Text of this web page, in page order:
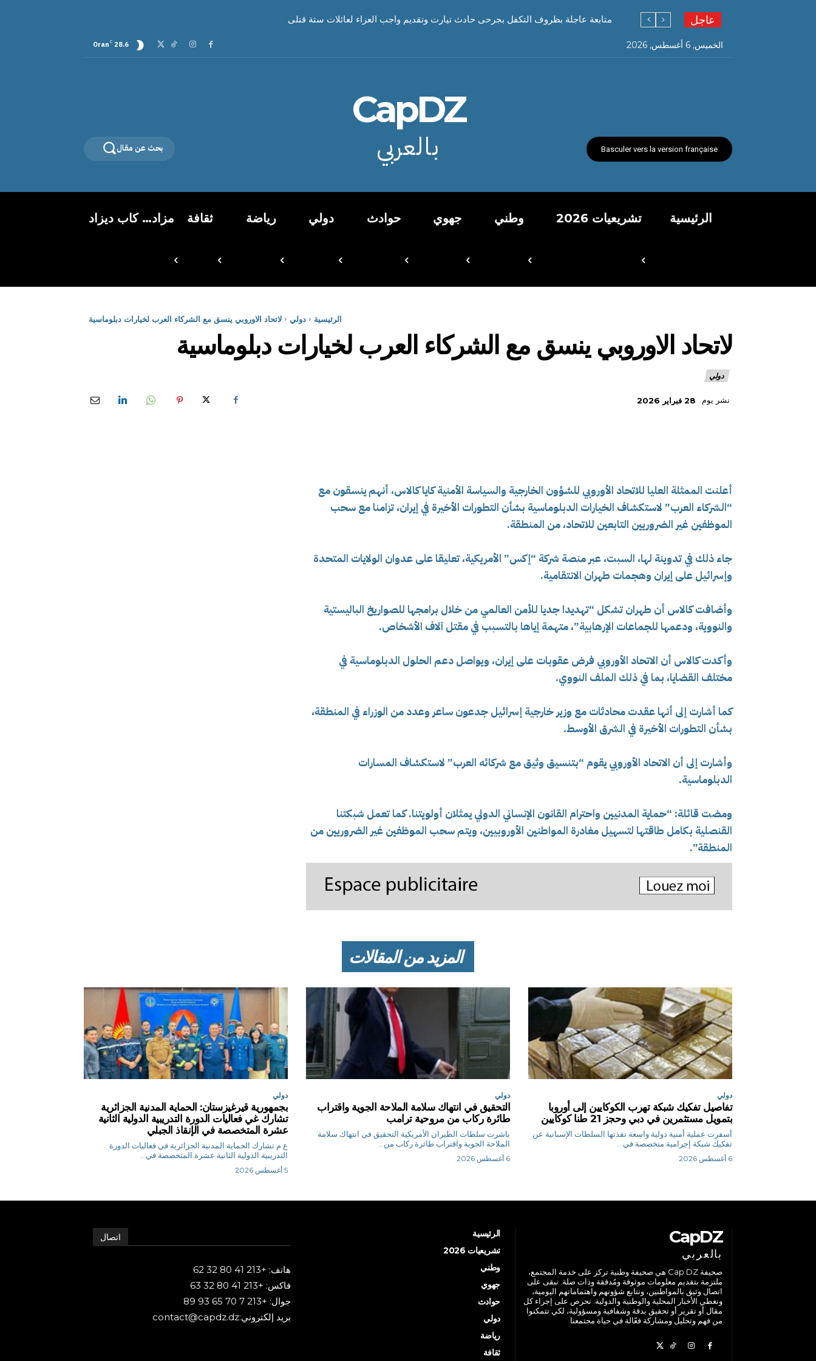
عاجل متابعة عاجلة بظروف التكفل بجرحى حادث تيارت وتقديم واجب العزاء لعائلات ستة قتلى
الخميس, 6 أغسطس, 2026 28.6
C
Oran
Basculer vers la version française
CapDZ
بالعربي بحث عن مقال
الرئيسية تشريعيات 2026 وطني جهوي حوادث دولي رياضة ثقافة مزاد… كاب ديزاد
الرئيسية دولي لاتحاد الاوروبي ينسق مع الشركاء العرب لخيارات دبلوماسية
لاتحاد الاوروبي ينسق مع الشركاء العرب لخيارات دبلوماسية
دولي
نشر يوم 28 فبراير 2026
أعلنت الممثلة العليا للاتحاد الأوروبي للشؤون الخارجية والسياسة الأمنية كايا كالاس، أنهم ينسقون مع
“الشركاء العرب” لاستكشاف الخيارات الدبلوماسية بشأن التطورات الأخيرة في إيران، تزامنا مع سحب
الموظفين غير الضروريين التابعين للاتحاد، من المنطقة.
جاء ذلك في تدوينة لها، السبت، عبر منصة شركة “إكس” الأمريكية، تعليقا على عدوان الولايات المتحدة
وإسرائيل على إيران وهجمات طهران الانتقامية.
وأضافت كالاس أن طهران تشكل “تهديدا جديا للأمن العالمي من خلال برامجها للصواريخ الباليستية
والنووية، ودعمها للجماعات الإرهابية”، متهمة إياها بالتسبب في مقتل آلاف الأشخاص.
وأكدت كالاس أن الاتحاد الأوروبي فرض عقوبات على إيران، ويواصل دعم الحلول الدبلوماسية في
مختلف القضايا، بما في ذلك الملف النووي.
كما أشارت إلى أنها عقدت محادثات مع وزير خارجية إسرائيل جدعون ساعر وعدد من الوزراء في المنطقة،
بشأن التطورات الأخيرة في الشرق الأوسط.
وأشارت إلى أن الاتحاد الأوروبي يقوم “بتنسيق وثيق مع شركائه العرب” لاستكشاف المسارات
الدبلوماسية.
ومضت قائلة: “حماية المدنيين واحترام القانون الإنساني الدولي يمثلان أولويتنا. كما تعمل شبكتنا
القنصلية بكامل طاقتها لتسهيل مغادرة المواطنين الأوروبيين، ويتم سحب الموظفين غير الضروريين من
المنطقة”.
المزيد من المقالات
دولي
تفاصيل تفكيك شبكة تهرب الكوكايين إلى أوروبا
بتمويل مستثمرين في دبي وحجز 21 طنا كوكايين
أسفرت عملية أمنية دولية واسعة نفذتها السلطات الإسبانية عن
تفكيك شبكة إجرامية متخصصة في...
6 أغسطس 2026
دولي
التحقيق في انتهاك سلامة الملاحة الجوية واقتراب
طائرة ركاب من مروحية ترامب
باشرت سلطات الطيران الأمريكية التحقيق في انتهاك سلامة
الملاحة الجوية واقتراب طائرة ركاب من...
6 أغسطس 2026
دولي
بجمهورية قيرغيزستان: الحماية المدنية الجزائرية
تشارك غي فعاليات الدورة التدريبية الدولية الثانية
عشرة المتخصصة في الإنقاذ الجبلي
ع م تشارك الحماية المدنية الجزائرية في فعاليات الدورة
التدريبية الدولية الثانية عشرة المتخصصة في...
5 أغسطس 2026
CapDZ
بالعربي
صحيفة Cap DZ هي صحيفة وطنية تركز على خدمة المجتمع،
ملتزمة بتقديم معلومات موثوقة ومُدققة وذات صلة. نبقى على
اتصال وثيق بالمواطنين، ونتابع شؤونهم واهتماماتهم اليومية،
ونغطي الأخبار المحلية والوطنية والدولية. نحرص على إجراء كل
مقال أو تقرير أو تحقيق بدقة وشفافية ومسؤولية، لكي تتمكنوا
من فهم وتحليل ومشاركة فعّالة في حياة مجتمعنا.
الرئيسية
تشريعيات 2026
وطني
جهوي
حوادث
دولي
رياضة
ثقافة
اتصال
هاتف: +213 41 80 32 62
فاكس: +213 41 80 32 63
جوال: +213 7 70 65 93 89
بريد إلكتروني:contact@capdz.dz